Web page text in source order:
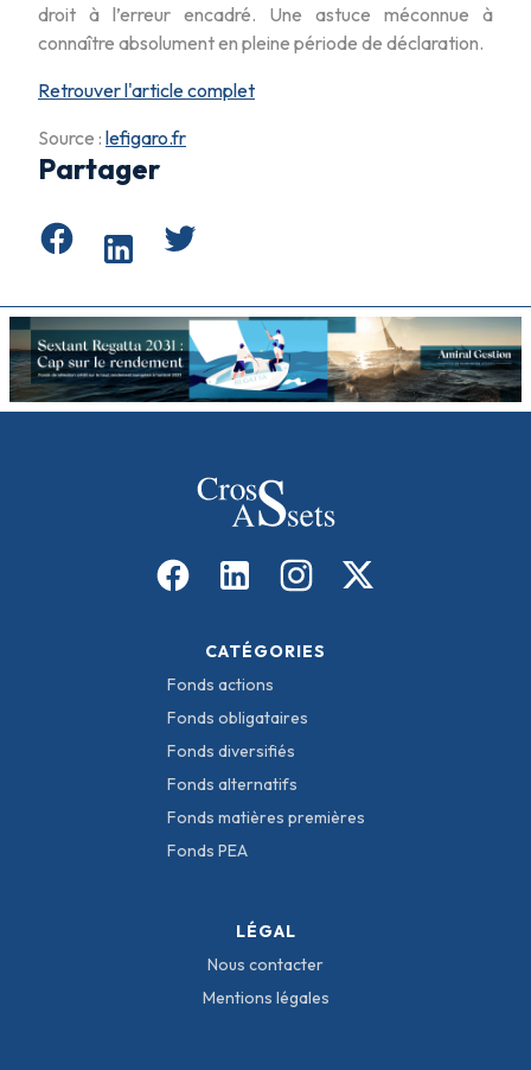
droit à l’erreur encadré. Une astuce méconnue à
connaître absolument en pleine période de déclaration.
Retrouver l'article complet
Source : lefigaro.fr
Partager
CATÉGORIES
Fonds actions
Fonds obligataires
Fonds diversifiés
Fonds alternatifs
Fonds matières premières
Fonds PEA
LÉGAL
Nous contacter
Mentions légales